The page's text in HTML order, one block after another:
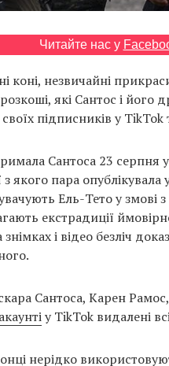
Читайте нас у
коні, незвичайні
які Сантос і
підписників у
Сантоса 23 серпня
з якого пара
Ель-Тето у змові
екстрадиції
і відео безліч
Сантоса, Карен
акаунтіу TikTok видалені
нерідко